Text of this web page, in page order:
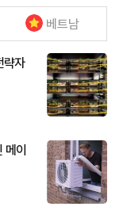
베트남
략자
이